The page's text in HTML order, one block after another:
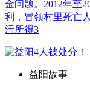
金问题。2012年至
利，冒领村里死亡
污所得3
益阳故事